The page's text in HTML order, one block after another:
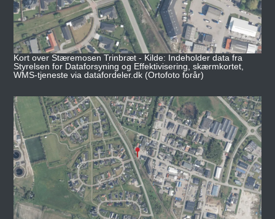
Kort over Stæremosen Trinbræt - Kilde: Indeholder data fra
Styrelsen for Dataforsyning og Effektivisering, skærmkortet,
WMS-tjeneste via datafordeler.dk (Ortofoto forår)